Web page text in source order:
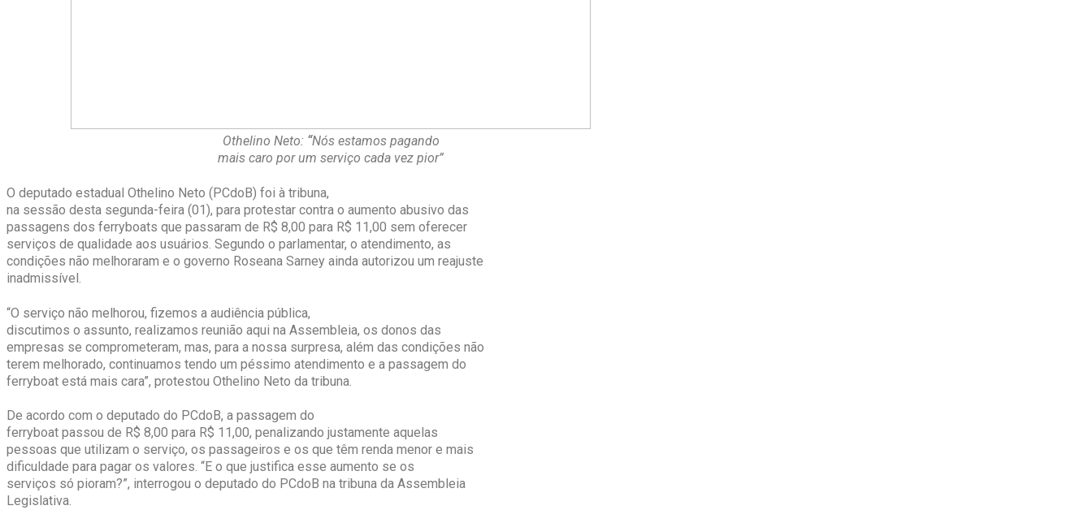
Othelino Neto: “Nós estamos pagando
mais caro por um serviço cada vez pior”
O deputado estadual Othelino Neto (PCdoB) foi à tribuna,
na sessão desta segunda-feira (01), para protestar contra o aumento abusivo das
passagens dos ferryboats que passaram de R$ 8,00 para R$ 11,00 sem oferecer
serviços de qualidade aos usuários. Segundo o parlamentar, o atendimento, as
condições não melhoraram e o governo Roseana Sarney ainda autorizou um reajuste
inadmissível.
“O serviço não melhorou, fizemos a audiência pública,
discutimos o assunto, realizamos reunião aqui na Assembleia, os donos das
empresas se comprometeram, mas, para a nossa surpresa, além das condições não
terem melhorado, continuamos tendo um péssimo atendimento e a passagem do
ferryboat está mais cara”, protestou Othelino Neto da tribuna.
De acordo com o deputado do PCdoB, a passagem do
ferryboat passou de R$ 8,00 para R$ 11,00, penalizando justamente aquelas
pessoas que utilizam o serviço, os passageiros e os que têm renda menor e mais
dificuldade para pagar os valores. “E o que justifica esse aumento se os
serviços só pioram?”, interrogou o deputado do PCdoB na tribuna da Assembleia
Legislativa.